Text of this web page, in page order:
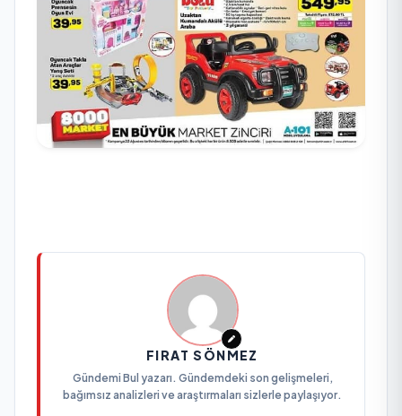
FIRAT SÖNMEZ
Gündemi Bul yazarı. Gündemdeki son gelişmeleri,
bağımsız analizleri ve araştırmaları sizlerle paylaşıyor.